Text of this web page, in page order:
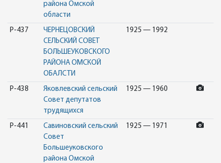
района Омской
области
Р-437
ЧЕРНЕЦОВСКИЙ
СЕЛЬСКИЙ СОВЕТ
БОЛЬШЕУКОВСКОГО
РАЙОНА ОМСКОЙ
ОБАЛСТИ
1925 — 1992
Р-438
Яковлевский сельский
Совет депутатов
трудящихся
1925 — 1960
Р-441
Савиновский сельский
Совет
Большеуковского
района Омской
1925 — 1971